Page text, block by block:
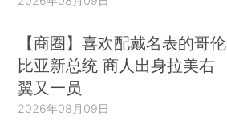
【商圈】喜欢配戴名表的哥伦
比亚新总统 商人出身拉美右
翼又一员
2026年08月09日